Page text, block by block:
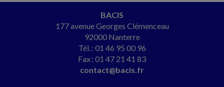
BACIS
177 avenue Georges Clémenceau
92000 Nanterre
Tél. : 01 46 95 00 96
Fax : 01 47 21 41 83
contact@bacis.fr